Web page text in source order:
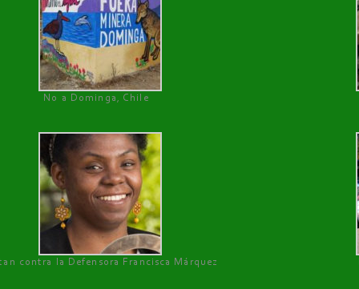
No a Dominga, Chile
contra la Defensora Francisca Márquez